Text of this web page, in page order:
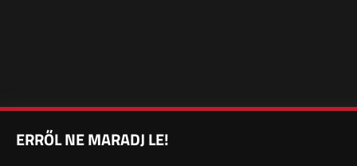
ERRŐL NE MARADJ LE!